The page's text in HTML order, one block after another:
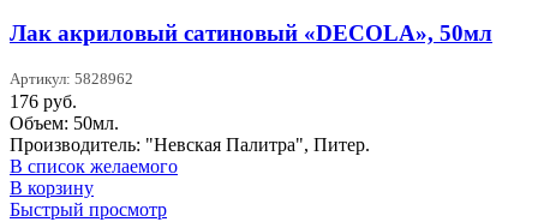
Лак акриловый сатиновый «DECOLA», 50мл
Артикул: 5828962
176 руб.
Объем: 50мл.
Производитель: "Невская Палитра", Питер.
В список желаемого
В корзину
Быстрый просмотр